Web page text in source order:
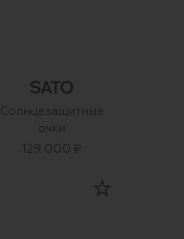
Солнцезащитные
очки
129 000 ₽